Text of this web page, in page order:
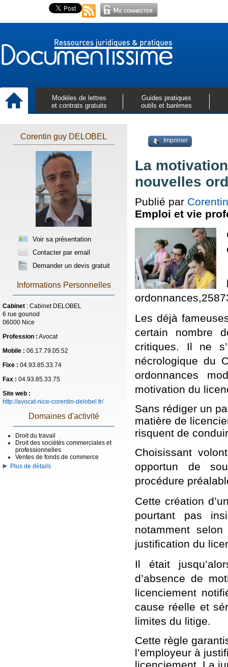
Modèles de lettres
et contrats gratuits
Guides pratiques
outils et barèmes
Corentin guy DELOBEL
Voir sa présentation
Contacter par email
Demander un devis gratuit
Informations Personnelles
Cabinet : Cabinet DELOBEL
6 rue gounod
06000 Nice
Profession : Avocat
Mobile : 06.17.79.05.52
Fixe : 04.93.85.33.74
Fax : 04.93.85.33.75
Site web :
http://avocat-nice-corentin-delobel.fr/
Domaines d'activité
Droit du travail
Droit des sociétés commerciales et
professionnelles
Ventes de fonds de commerce
Plus de détails
Imprimer
La
nouvelles
Publié par
Emploi et vie
Les déjà
certain nombre
critiques. Il ne
nécrologique du
ordonnances
motivation du
Sans rédiger un
matière de
risquent de
Choisissant
opportun de
procédure
Cette création
pourtant pas
notamment
justification du
Il était
d’absence de
licenciement
cause réelle et
limites du litige.
Cette règle
l’employeur à
licenciement. La